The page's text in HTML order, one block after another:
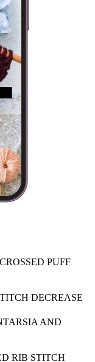
PUFF
DECREASE
AND
RIB STITCH